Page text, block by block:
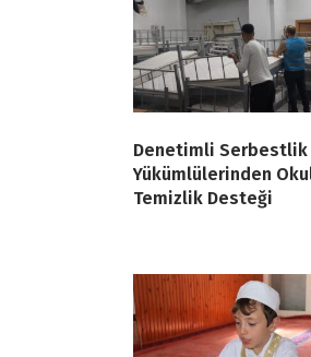
Denetimli Serbestlik
Yükümlülerinden
Temizlik Desteği